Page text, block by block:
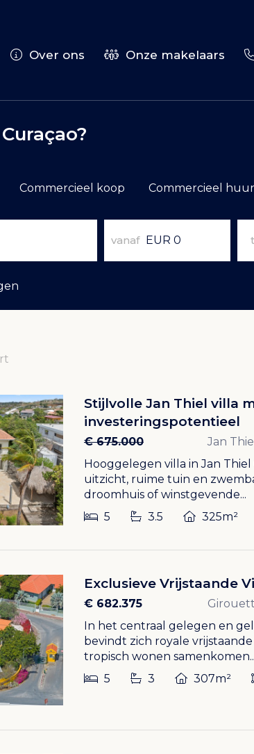
Over ons Onze makelaars
Commercieel koop Commercieel huur
vanaf
Stijlvolle Jan Thiel villa
investeringspotentieel
€ 675.000
Jan
Hooggelegen villa in Jan
uitzicht, ruime tuin en
droomhuis of winstgevende...
5
3.5 325m²
Exclusieve Vrijstaande
€ 682.375
In het centraal gelegen en
bevindt zich royale
tropisch wonen
5
3 307m²